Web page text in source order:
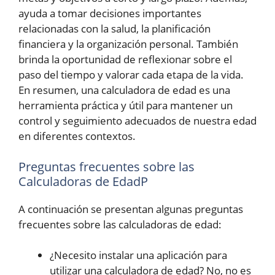
ayuda a tomar decisiones importantes
relacionadas con la salud, la planificación
financiera y la organización personal. También
brinda la oportunidad de reflexionar sobre el
paso del tiempo y valorar cada etapa de la vida.
En resumen, una calculadora de edad es una
herramienta práctica y útil para mantener un
control y seguimiento adecuados de nuestra edad
en diferentes contextos.
Preguntas frecuentes sobre las
Calculadoras de EdadP
A continuación se presentan algunas preguntas
frecuentes sobre las calculadoras de edad:
¿Necesito instalar una aplicación para
utilizar una calculadora de edad? No, no es